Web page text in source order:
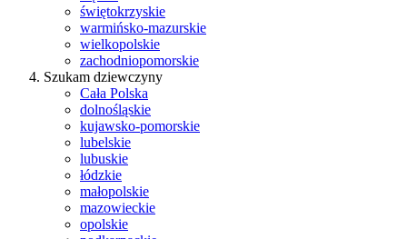
świętokrzyskie
warmińsko-mazurskie
wielkopolskie
zachodniopomorskie
Szukam dziewczyny
Cała Polska
dolnośląskie
kujawsko-pomorskie
lubelskie
lubuskie
łódzkie
małopolskie
mazowieckie
opolskie